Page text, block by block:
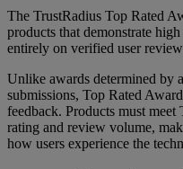
The TrustRadius Top Rated
products that demonstrate
entirely on verified user
Unlike awards determined by
submissions, Top Rated
feedback. Products must meet
rating and review volume,
how users experience the